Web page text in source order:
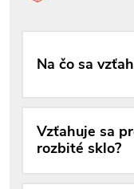
Na čo sa
Vzťahuje sa
rozbité sklo?